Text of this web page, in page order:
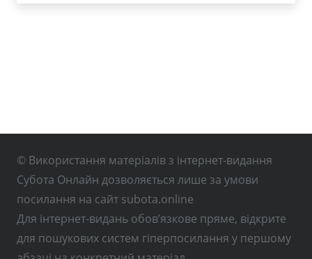
© Використання матеріалів з інтернет-видання
Субота Онлайн дозволяється лише за умови
посилання на сайт subota.online
Для інтернет-видань обов’язкове пряме, відкрите
для пошукових систем гіперпосилання у першому